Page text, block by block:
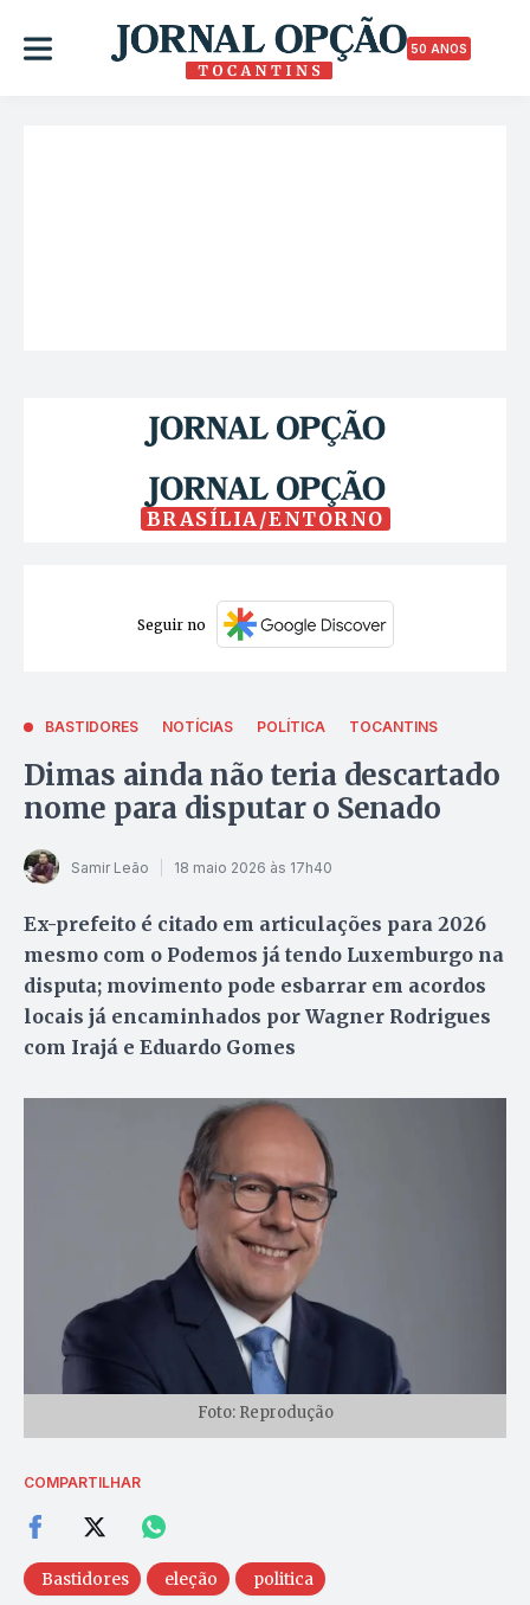
50 ANOS
BRASÍLIA/ENTORNO
Seguir no
BASTIDORES NOTÍCIAS POLÍTICA TOCANTINS
Dimas ainda não teria descartado
nome para disputar o Senado
Samir Leão 18 maio 2026 às 17h40
Ex-prefeito é citado em articulações para 2026
mesmo com o Podemos já tendo Luxemburgo na
disputa; movimento pode esbarrar em acordos
locais já encaminhados por Wagner Rodrigues
com Irajá e Eduardo Gomes
Foto: Reprodução
COMPARTILHAR
Bastidores eleção politica